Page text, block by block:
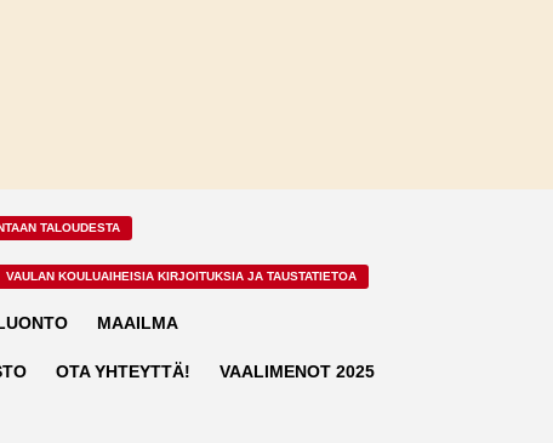
TALOUDESTA
VAULAN KOULUAIHEISIA KIRJOITUKSIA JA TAUSTATIETOA
MAAILMA
OTA YHTEYTTÄ! VAALIMENOT 2025